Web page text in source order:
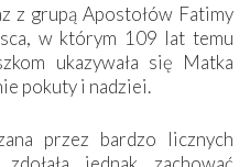
z grupą Apostołów Fatimy
w którym 109 lat temu
ukazywała się Matka
pokuty i nadziei.
przez bardzo licznych